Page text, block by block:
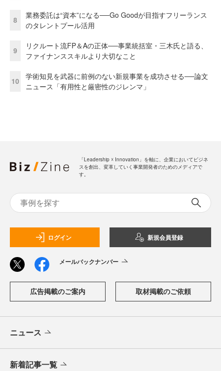
8
業務委託は“資本”になる──Go Goodが目指すフリーランス
のタレントプール活用
9
リクルート流FP＆Aの正体──事業統括室・三木氏と語る、
ファイナンススキルより大切なこと
10
学術知見を武器に前例のない新規事業を成功させる──論文
ニュース「有用性と厳密性のジレンマ」
「Leadership ☓ Innovation」を軸に、企業においてビジネ
スを創出、変革していく事業開発者のためのメディアで
す。
ログイン 新規会員登録
メールバックナンバー
広告掲載のご案内 取材掲載のご依頼
ニュース
新着記事一覧